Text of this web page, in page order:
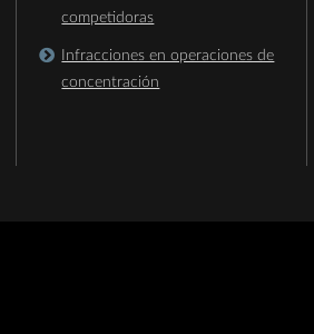
competidoras
Infracciones en operaciones de
concentración